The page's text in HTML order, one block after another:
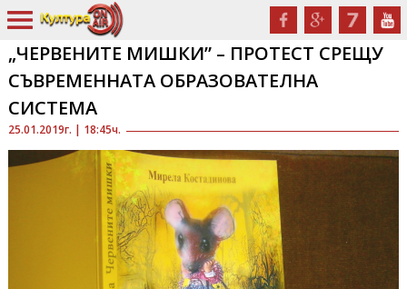
25.01.2019г. | 18:45ч.
„ЧЕРВЕНИТЕ МИШКИ” – ПРОТЕСТ СРЕЩУ
СЪВРЕМЕННАТА ОБРАЗОВАТЕЛНА
СИСТЕМА